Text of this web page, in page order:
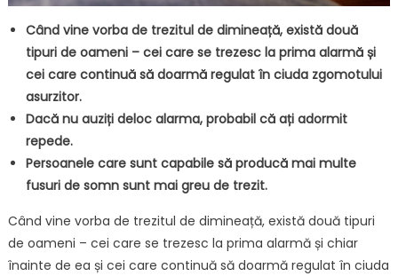
Când vine vorba de trezitul de dimineață, există două
tipuri de oameni – cei care se trezesc la prima alarmă și
cei care continuă să doarmă regulat în ciuda zgomotului
asurzitor.
Dacă nu auziți deloc alarma, probabil că ați adormit
repede.
Persoanele care sunt capabile să producă mai multe
fusuri de somn sunt mai greu de trezit.
Când vine vorba de trezitul de dimineață, există două tipuri
de oameni – cei care se trezesc la prima alarmă și chiar
înainte de ea și cei care continuă să doarmă regulat în ciuda